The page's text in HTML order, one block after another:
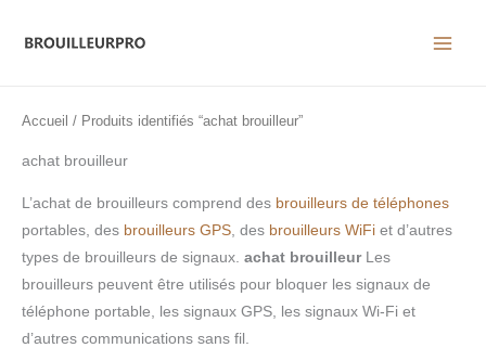
Accueil / Produits identifiés “achat brouilleur”
achat brouilleur
L’achat de brouilleurs comprend des brouilleurs de téléphones
portables, des brouilleurs GPS , des brouilleurs WiFi et d’autres
types de brouilleurs de signaux. achat brouilleurLes
brouilleurs peuvent être utilisés pour bloquer les signaux de
téléphone portable, les signaux GPS, les signaux Wi-Fi et
d’autres communications sans fil.